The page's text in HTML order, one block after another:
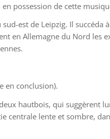
possession de cette
est de Leipzig. Il succéda
en Allemagne du Nord les
en conclusion).
hautbois, qui suggèrent
centrale lente et sombre,